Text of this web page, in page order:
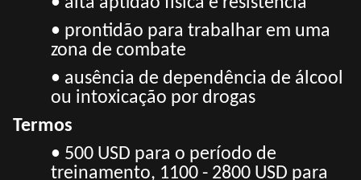
• prontidão para trabalhar em uma
zona de combate
• ausência de dependência de álcool
ou intoxicação por drogas
Termos
• 500 USD para o período de
treinamento, 1100 - 2800 USD para